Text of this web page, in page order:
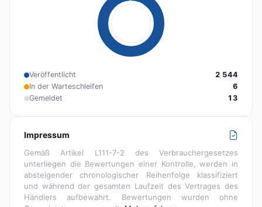
Veröffentlicht
2 544
In der Warteschleifen
6
Gemeldet
13
Impressum
Gemäß Artikel L111-7-2 des Verbrauchergesetzes
unterliegen die Bewertungen einer Kontrolle, werden in
absteigender chronologischer Reihenfolge klassifiziert
und während der gesamten Laufzeit des Vertrages des
Händlers aufbewahrt. Bewertungen wurden ohne